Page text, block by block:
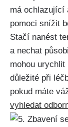
⁣má ochlazující
pomoci snížit⁣
Stačí ‍nanést
a nechat
mohou urychlit
důležité při
pokud máte⁣
vyhledat